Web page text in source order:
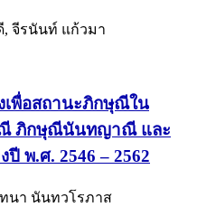
จีรนันท์ แก้วมา
เพื่อสถานะภิกษุณีใน
ณี ภิกษุณีนันทญาณี และ
พ.ศ. 2546 – 2562
นา นันทวโรภาส